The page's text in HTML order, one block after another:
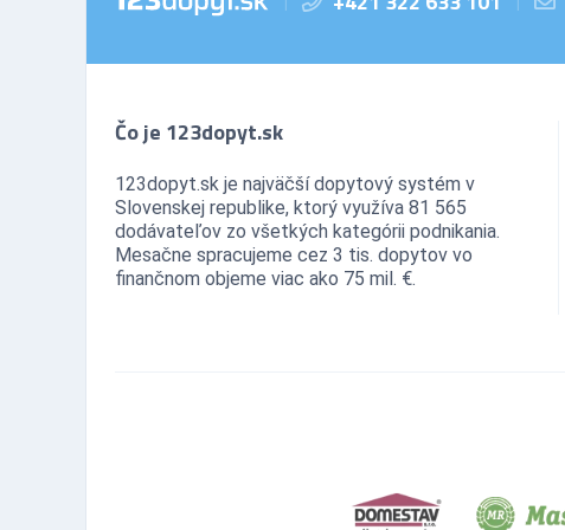
Čo je 123dopyt.sk
123dopyt.sk je najväčší dopytový systém v
Slovenskej republike, ktorý využíva 81 565
dodávateľov zo všetkých kategórii podnikania.
Mesačne spracujeme cez 3 tis. dopytov vo
finančnom objeme viac ako 75 mil. €.